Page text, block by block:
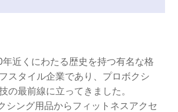
近くにわたる歴史を持つ有名な格
スタイル企業であり、プロボクシ
の最前線に立ってきました。
シング用品からフィットネスアクセ